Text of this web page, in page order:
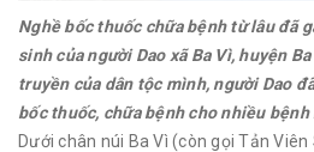
Nghề bốc thuốc chữa bệnh từ lâu đã
sinh của người Dao xã Ba Vì, huyện
truyền của dân tộc mình, người Dao
bốc thuốc, chữa bệnh cho nhiều bệnh
Dưới chân núi Ba Vì (còn gọi Tản